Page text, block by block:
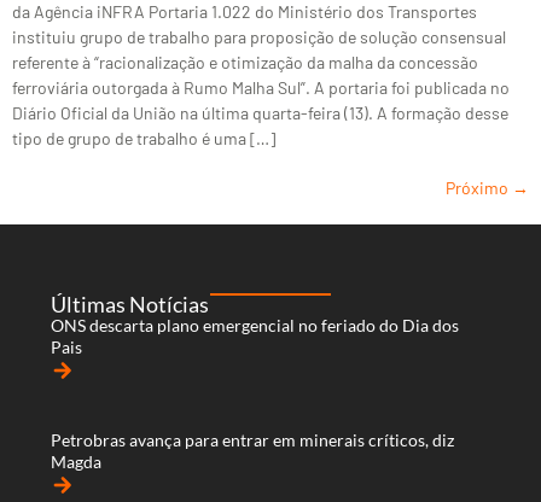
da Agência iNFRA Portaria 1.022 do Ministério dos Transportes
instituiu grupo de trabalho para proposição de solução consensual
referente à “racionalização e otimização da malha da concessão
ferroviária outorgada à Rumo Malha Sul”. A portaria foi publicada no
Diário Oficial da União na última quarta-feira (13). A formação desse
tipo de grupo de trabalho é uma […]
Próximo →
Últimas Notícias
ONS descarta plano emergencial no feriado do Dia dos
Pais
arrow_forward
Petrobras avança para entrar em minerais críticos, diz
Magda
arrow_forward